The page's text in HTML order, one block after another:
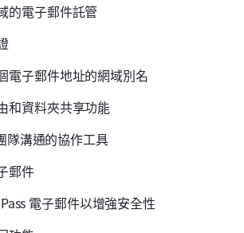
的電子郵件託管
電子郵件地址的網域別名
和資料夾共享功能
隊溝通的協作工具
郵件
電子郵件以增強安全性